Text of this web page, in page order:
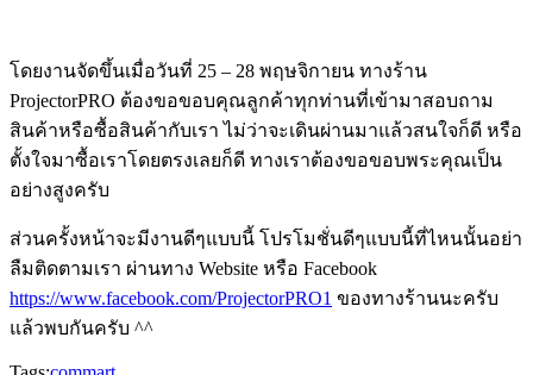
โดยงานจัดขึ้นเมื่อวันที่ 25 – 28 พฤษจิกายน ทางร้าน
ProjectorPRO ต้องขอขอบคุณลูกค้าทุกท่านที่เข้ามาสอบถาม
สินค้าหรือซื้อสินค้ากับเรา ไม่ว่าจะเดินผ่านมาแล้วสนใจก็ดี หรือ
ตั้งใจมาซื้อเราโดยตรงเลยก็ดี ทางเราต้องขอขอบพระคุณเป็น
อย่างสูงครับ
ส่วนครั้งหน้าจะมีงานดีๆแบบนี้ โปรโมชั่นดีๆแบบนี้ที่ไหนนั้นอย่า
ลืมติดตามเรา ผ่านทาง Website หรือ Facebook
https://www.facebook.com/ProjectorPRO1 ของทางร้านนะครับ
แล้วพบกันครับ ^^